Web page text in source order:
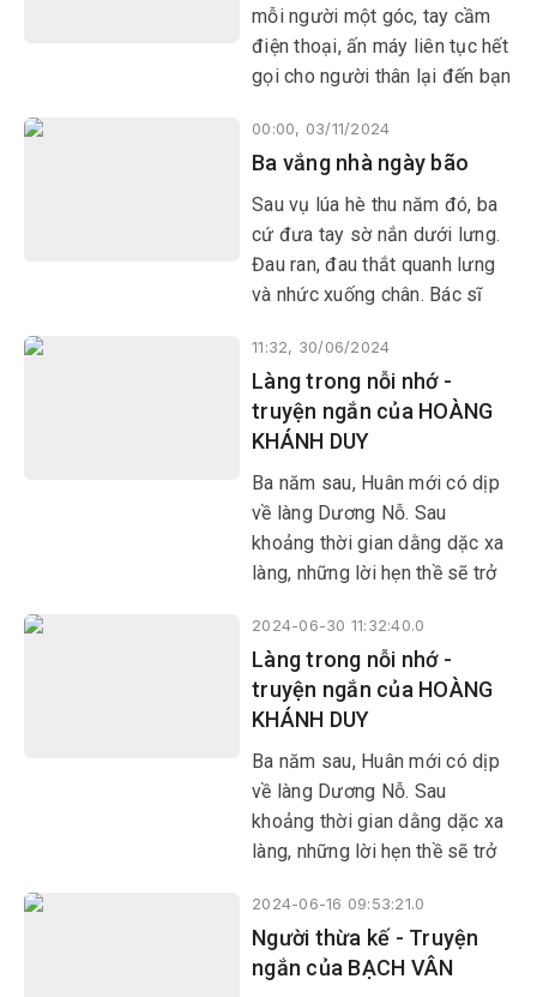
mỗi người một góc, tay cầm
điện thoại, ấn máy liên tục hết
gọi cho người thân lại đến bạn
nay, bác nhớ mở tivi xem
chương trình
00:00, 03/11/2024
Ba vắng nhà ngày bão
Sau vụ lúa hè thu năm đó, ba
cứ đưa tay sờ nắn dưới lưng.
Đau ran, đau thắt quanh lưng
và nhức xuống chân. Bác sĩ
đệm dạng nặng. Mang cả túi
thuốc về
11:32, 30/06/2024
Làng trong nỗi nhớ -
truyện ngắn của HOÀNG
KHÁNH DUY
Ba năm sau, Huân mới có dịp
về làng Dương Nỗ. Sau
khoảng thời gian dằng dặc xa
làng, những lời hẹn thề sẽ trở
xa tưởng chừng đã quên lãng.
2024-06-30 11:32:40.0
Làng trong nỗi nhớ -
truyện ngắn của HOÀNG
KHÁNH DUY
Ba năm sau, Huân mới có dịp
về làng Dương Nỗ. Sau
khoảng thời gian dằng dặc xa
làng, những lời hẹn thề sẽ trở
xa tưởng chừng đã quên lãng.
2024-06-16 09:53:21.0
Người thừa kế - Truyện
ngắn của BẠCH VÂN